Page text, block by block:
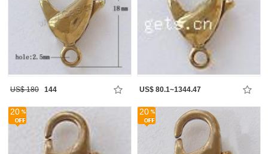
US$ 180 144 US$ 80.1~1344.47
20 20